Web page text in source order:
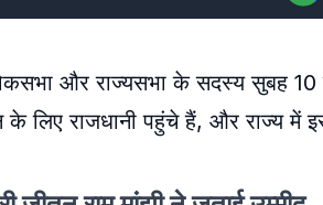
और राज्यसभा के सदस्य सुबह 10
के लिए राजधानी पहुंचे हैं, और राज्य में